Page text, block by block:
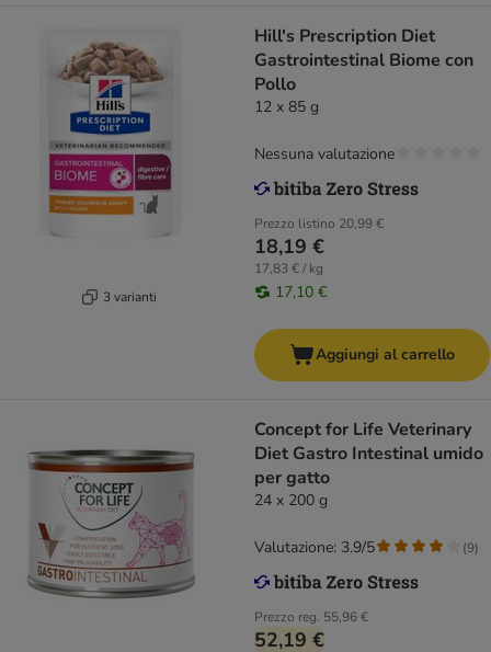
3 varianti
Hill's Prescription Diet
Gastrointestinal Biome con
Pollo
12 x 85 g
Prezzo listino 20,99 €
18,19 €
17,83 € / kg
17,10 €
Nessuna valutazione
Aggiungi al carrello
Concept for Life Veterinary
Diet Gastro Intestinal umido
per gatto
24 x 200 g
Prezzo reg. 55,96 €
52,19 €
Valutazione: 3.9/5 (9)